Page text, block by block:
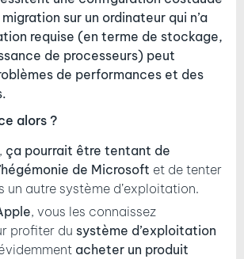
sur un ordinateur qui n’a
requise (en terme de stockage,
de processeurs) peut
de performances et des
alors ?
ça pourrait être tentant de
de Microsoft et de tenter
un autre système d’exploitation.
, vous les connaissez
profiter du système d’exploitation
acheter un produit